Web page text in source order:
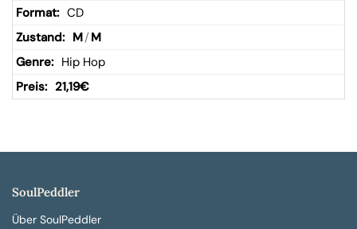
CD
M/ M
Hip Hop
21,19€
SoulPeddler
Über SoulPeddler